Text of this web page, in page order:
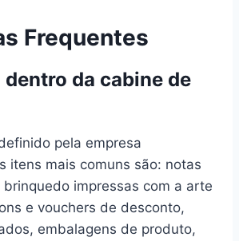
Frequentes
dentro da cabine de
pela empresa
itens mais comuns são: notas
impressas com a arte
e vouchers de desconto,
embalagens de produto,